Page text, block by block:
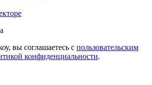
вы соглашаетесь с пользовательским
конфиденциальности.